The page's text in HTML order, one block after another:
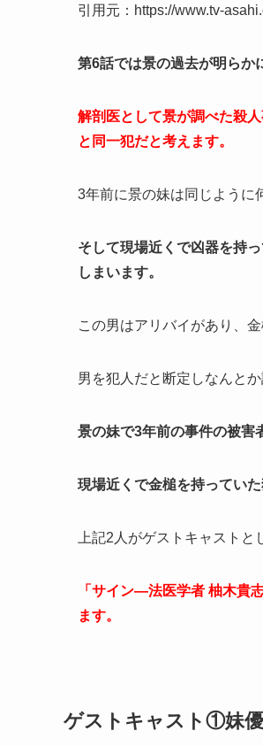
引用元：https://www.tv-
第6話では景の過去が明らか
解剖医として景が調べた殺
と同一犯だと考えます。
3年前に景の妹は同じように
そして現場近くで凶器を持
しまいます。
この男はアリバイがあり、
男を犯人だと断定しなんと
景の妹で3年前の事件の被害
現場近くで金槌を持ってい
上記2人がゲストキャストと
「サイン―法医学者 柚木貴
ます。
ゲストキャスト①妹